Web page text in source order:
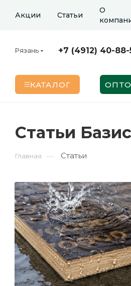
Акции Статьи
О
Рязань +7 (4912) 40-88-
КАТАЛОГ
Статьи
Главная — Статьи